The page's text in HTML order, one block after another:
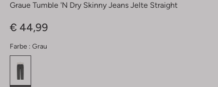
Graue Tumble 'n Dry Skinny Jeans Jelte Straight
€ 44,99
Farbe : Grau